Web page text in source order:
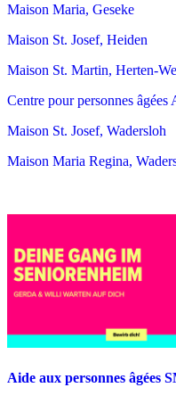
Maison Maria, Geseke
Maison St. Josef, Heiden
Maison St. Martin, Herten-
Centre pour personnes
Maison St. Josef, Wadersloh
Maison Maria Regina,
Aide aux personnes âgées